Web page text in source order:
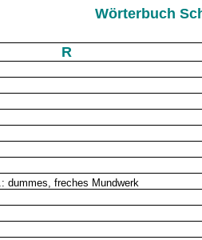
Wörterbuch
R
freches Mundwerk